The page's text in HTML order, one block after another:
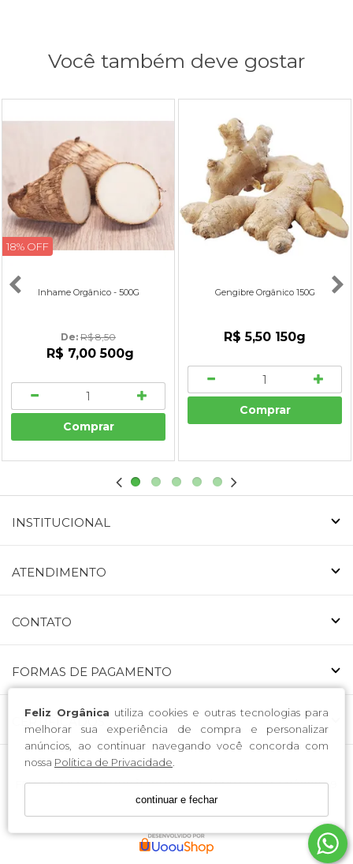
Feliz Orgânica utiliza cookies e outras tecnologias para
melhorar sua experiência de compra e personalizar
anúncios, ao continuar navegando você concorda com
nossa Política de Privacidade
continuar e fechar
Você também deve gostar
18% OFF
Inhame Orgânico - 500G
De: R$ 8,50
R$ 7,00 500g
Comprar
Gengibre Orgânico 150G
R$ 5,50 150g
Comprar
INSTITUCIONAL
ATENDIMENTO
CONTATO
FORMAS DE PAGAMENTO
CERTIFICADOS
FELIZ ALIMENTOS ORGÂNICOS LTDA. / CNPJ: 53.146.519/0001-49
Endereço: Avenida Nossa Senhora da Luz 223